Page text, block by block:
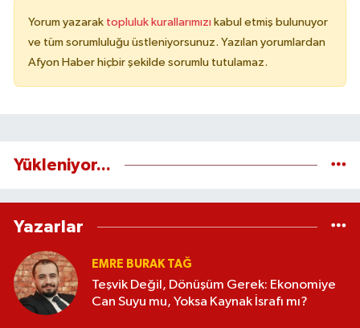
Yorum yazarak topluluk kurallarımızı kabul etmiş bulunuyor
ve tüm sorumluluğu üstleniyorsunuz. Yazılan yorumlardan
Afyon Haber hiçbir şekilde sorumlu tutulamaz.
Yükleniyor...
Yazarlar
EMRE BURAK TAĞ
Teşvik Değil, Dönüşüm Gerek: Ekonomiye
Can Suyu mu, Yoksa Kaynak İsrafı mı?